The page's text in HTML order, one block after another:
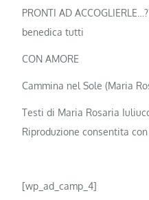
PRONTI AD
benedica tutti
CON AMORE
Cammina nel Sole (Maria
Testi di Maria Rosaria
Riproduzione consentita
[wp_ad_camp_4]